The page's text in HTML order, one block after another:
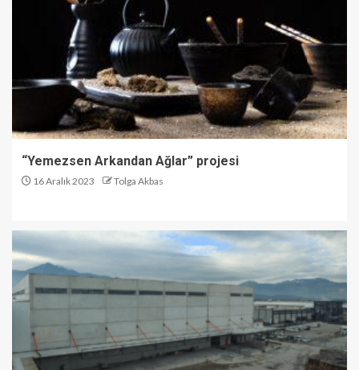
“Yemezsen Arkandan Ağlar” projesi
16 Aralık 2023 Tolga Akbas